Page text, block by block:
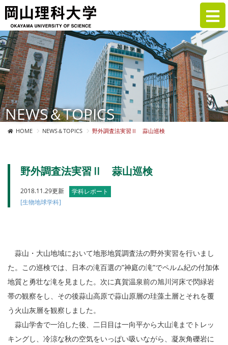
NEWS＆TOPICS
HOME NEWS＆TOPICS 野外調査法実習Ⅱ 蒜山巡検
野外調査法実習Ⅱ 蒜山巡検
2018.11.29更新
学科レポート
[生物地球学科]
蒜山・大山地域において地形地質調査法の野外実習を行いまし
た。この巡検では、日本の滝百選の”神庭の滝”でペルム紀の付加体
地質と勇壮な滝を見ました。次に真賀温泉前の旭川河床で閃緑岩
帯の観察をし、その後蒜山高原で蒜山原層の珪藻土層とそれを覆
う火山灰層を観察しました。
蒜山学舎で一泊した後、二日目は一向平から大山滝までトレッ
キングし、冷涼な秋の空気をいっぱい吸いながら、凝灰角礫岩に